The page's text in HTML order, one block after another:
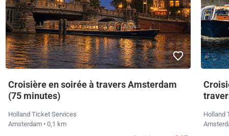
Croisière en soirée à travers Amsterdam
(75 minutes)
Holland Ticket Services
Amsterdam • 0,1 km
Holland